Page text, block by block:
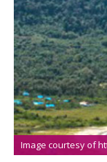
Image courtesy of